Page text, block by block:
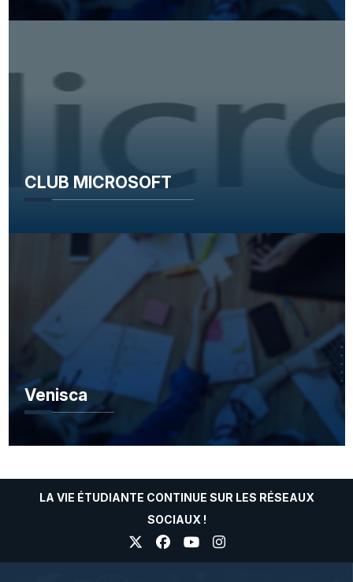
CLUB MICROSOFT
Venisca
Venisca
LA VIE ÉTUDIANTE CONTINUE SUR LES RÉSEAUX
SOCIAUX !